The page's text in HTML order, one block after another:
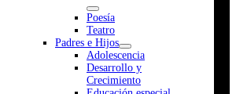
Poesía
Teatro
Padres e Hijos
Adolescencia
Desarrollo y
Crecimiento